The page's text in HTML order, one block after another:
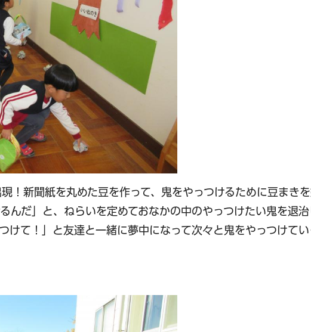
！新聞紙を丸めた豆を作って、鬼をやっつけるために豆まき
んだ」と、ねらいを定めておなかの中のやっつけたい鬼を退治
けて！」と友達と一緒に夢中になって次々と鬼をやっつけて